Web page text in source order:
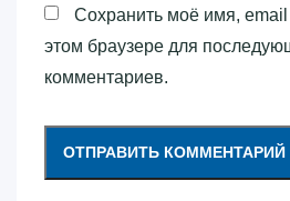
Сохранить моё имя, email
этом браузере для
комментариев.